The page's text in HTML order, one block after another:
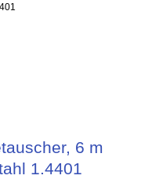
6 m
1.4401